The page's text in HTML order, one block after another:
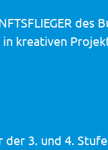
des
kreativen
3. und 4.